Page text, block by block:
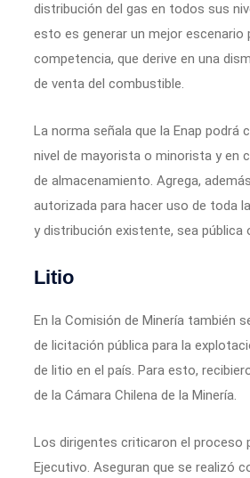
distribución del gas en todos sus
esto es generar un mejor escenario
competencia, que derive en una
de venta del combustible.
La norma señala que la Enap podrá
nivel de mayorista o minorista y en
de almacenamiento. Agrega,
autorizada para hacer uso de toda
y distribución existente, sea pública
Litio
En la Comisión de Minería también
de licitación pública para la
de litio en el país. Para esto,
de la Cámara Chilena de la Minería.
Los dirigentes criticaron el proceso
Ejecutivo. Aseguran que se realizó